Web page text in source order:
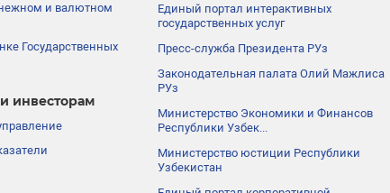
и валютном
Государственных
инвесторам
Единый портал интерактивных
государственных услуг
Пресс-служба Президента РУз
Законодательная палата Олий Мажлиса
РУз
Министерство Экономики и Финансов
Республики Узбек...
Министерство юстиции Республики
Узбекистан